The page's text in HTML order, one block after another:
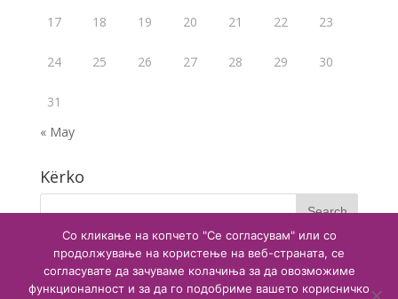
17 18 19 20 21 22 23
24 25 26 27 28 29 30
31
« May
Kërko
Со кликање на копчето "Се согласувам" или со
продолжување на користење на веб-страната, се
согласувате да зачуваме колачиња за да овозможиме
функционалност и за да го подобриме вашето корисничко